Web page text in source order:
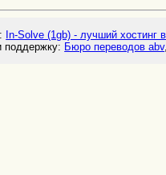
In-Solve (1gb) - лучший
поддержку: Бюро переводов abv,